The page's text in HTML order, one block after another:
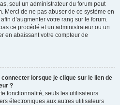
seul un administrateur du forum peut
Merci de ne pas abuser de ce système en
d’augmenter votre rang sur le forum.
ce procédé et un administrateur ou un
en abaissant votre compteur de
connecter lorsque je clique sur le lien de
?
fonctionnalité, seuls les utilisateurs
électroniques aux autres utilisateurs